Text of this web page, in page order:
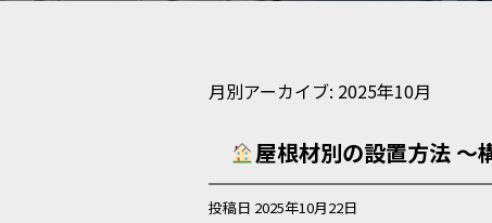
月別アーカイブ: 2025年10月
屋根材別の設置方法 〜
投稿日 2025年10月22日